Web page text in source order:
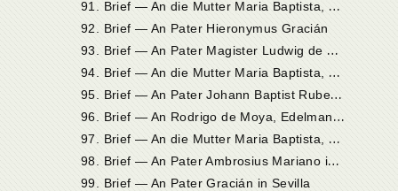
92. Brief — An Pater Hieronymus Gracián
9
3. Brief — An Pater Magister Ludwig de Granada aus dem Dominikanerorden in Lissabon
9
4. Brief — An die Mutter Maria Baptista, Priorin in Valladolid
9
5. Brief — An Pater Johann Baptist Rubeo (Rossi), General des Ordens unserer Lieben Frau vom Berge Karmel in Rom
9
6. Brief — An Rodrigo de Moya, Edelmann in Caravaca
9
7. Brief — An die Mutter Maria Baptista, Priorin in Valladolid
9
8. Brief — An Pater Ambrosius Mariano in Madrid
99. Brief — An Pater Gracián in Sevilla